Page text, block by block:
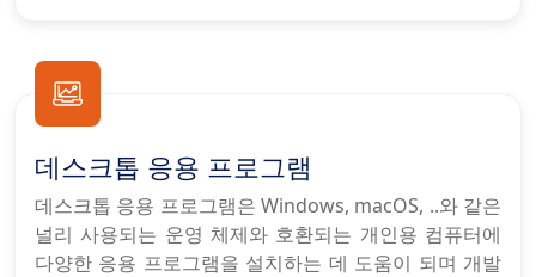
데스크톱 응용 프로그램
데스크톱 응용 프로그램은 Windows, macOS, ..와 같은
널리 사용되는 운영 체제와 호환되는 개인용 컴퓨터에
다양한 응용 프로그램을 설치하는 데 도움이 되며 개발